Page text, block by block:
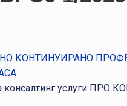
КОНТИНУИРАНО
консалтинг услуги ПРО